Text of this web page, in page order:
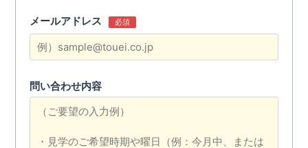
メールアドレス 必須
問い合わせ内容